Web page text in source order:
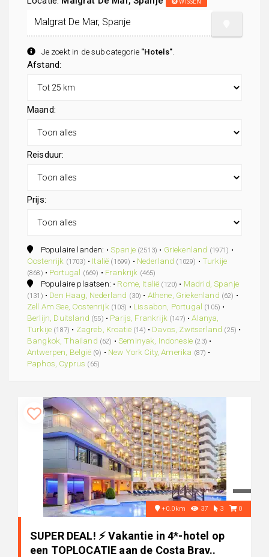
Je zoekt in de subcategorie "Hotels"
Afstand:
Maand:
Reisduur:
Prijs:
Populaire landen: •Spanje (2513) • Griekenland (1971) •
Oostenrijk (1703) • Italië (1699) • Nederland (1029) • Turkije
(868) • Portugal (669) • Frankrijk (465)
Populaire plaatsen: • Rome, Italië (120) • Madrid, Spanje
(131) • Den Haag, Nederland (30) • Athene, Griekenland (62) •
Zell Am See, Oostenrijk (103) • Lissabon, Portugal (105) •
Berlijn, Duitsland (55) • Parijs, Frankrijk (147) •Alanya,
Turkije (187) • Zagreb, Kroatië (14) • Davos, Zwitserland (25) •
Bangkok, Thailand (62) •Seminyak, Indonesie (23) •
Antwerpen, België (9) • New York City, Amerika (87) •
Paphos, Cyprus (65)
+0.0km 37 3 0
SUPER DEAL! ⚡ Vakantie in 4*-hotel op
een TOPLOCATIE aan de Costa Brav..